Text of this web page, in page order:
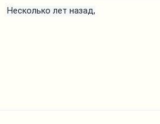
Несколько лет назад,